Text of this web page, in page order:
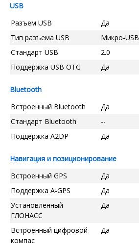
USB
Разъем USB
Да
Тип разъема USB
Микро-USB
Стандарт USB
2.0
Поддержка USB OTG
Да
Bluetooth
Встроенный Bluetooth
Да
Стандарт Bluetooth
--
Поддержка A2DP
Да
Навигация и позиционирование
Встроенный GPS
Да
Поддержка A-GPS
Да
Установленный
ГЛОНАСС
Да
Встроенный цифровой
компас
Да